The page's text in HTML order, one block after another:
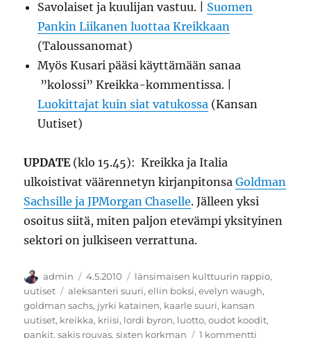
Savolaiset ja kuulijan vastuu. | Suomen
Pankin Liikanen luottaa Kreikkaan
(Taloussanomat)
Myös Kusari pääsi käyttämään sanaa
”kolossi” Kreikka-kommentissa. |
Luokittajat kuin siat vatukossa (Kansan
Uutiset)
UPDATE(klo 15.45): Kreikka ja Italia
ulkoistivat väärennetyn kirjanpitonsaGoldman
Sachsille ja JPMorgan Chaselle. Jälleen yksi
osoitus siitä, miten paljon etevämpi yksityinen
sektori on julkiseen verrattuna.
Kirjoittaja
admin Julkaistu
4.5.2010 Kategoriat
länsimaisen kulttuurin rappio,
uutiset
Avainsanat
aleksanteri suuri,ellin boksi,evelyn waugh,
goldman sachs, jyrki katainen, kaarle suuri, kansan
uutiset, kreikka, kriisi, lordi byron, luotto,oudot koodit,
pankit,sakis rouvas,sixten korkman 1 kommentti